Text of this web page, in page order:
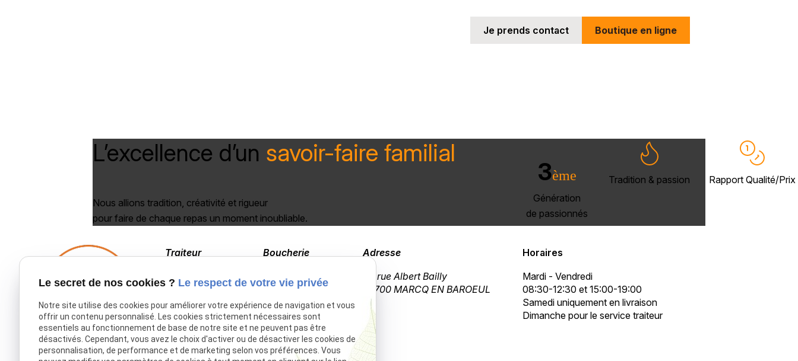
Je prends contact Boutique en ligne
L’excellence d’un savoir-faire familial
Nous allions tradition, créativité et rigueur
pour faire de chaque repas un moment inoubliable.
3ème
Génération
de passionnés
Tradition & passion Rapport Qualité/Prix
Traiteur
03 20 53 41 98
Boucherie
03 20 72 02 23
Adresse
69 rue Albert Bailly
59700 MARCQ EN BAROEUL
Horaires
Mardi - Vendredi
08:30-12:30 et 15:00-19:00
Samedi uniquement en livraison
Dimanche pour le service traiteur
Accueil
Le secret de nos cookies ? Le respect de votre vie privée
Notre site utilise des cookies pour améliorer votre expérience de navigation et vous
offrir un contenu personnalisé. Les cookies strictement nécessaires sont
essentiels au fonctionnement de base de notre site et ne peuvent pas être
désactivés. Cependant, vous avez le choix d'activer ou de désactiver les cookies de
personnalisation, de performance et de marketing selon vos préférences. Vous